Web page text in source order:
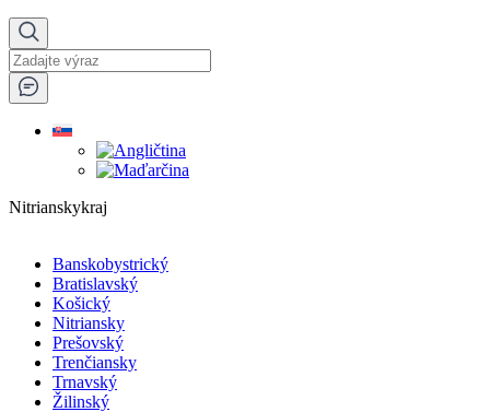
Nitrianskykraj
Banskobystrický
Bratislavský
Košický
Nitriansky
Prešovský
Trenčiansky
Trnavský
Žilinský